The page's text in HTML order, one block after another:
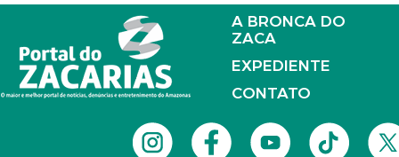
A BRONCA DO
ZACA
EXPEDIENTE
CONTATO